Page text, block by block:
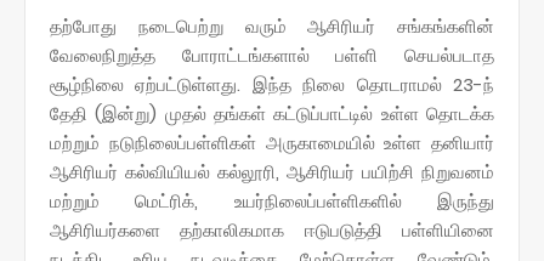
தற்போது நடைபெற்று வரும் ஆசிரியர் சங்கங்களின்
வேலைநிறுத்த போராட்டங்களால் பள்ளி செயல்படாத
சூழ்நிலை ஏற்பட்டுள்ளது. இந்த நிலை தொடராமல் 23-ந்
தேதி (இன்று) முதல் தங்கள் கட்டுப்பாட்டில் உள்ள தொடக்க
மற்றும் நடுநிலைப்பள்ளிகள் அருகாமையில் உள்ள தனியார்
ஆசிரியர் கல்வியியல் கல்லூரி, ஆசிரியர் பயிற்சி நிறுவனம்
மற்றும் மெட்ரிக், உயர்நிலைப்பள்ளிகளில் இருந்து
ஆசிரியர்களை தற்காலிகமாக ஈடுபடுத்தி பள்ளியினை